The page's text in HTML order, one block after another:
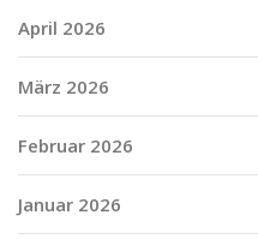
April 2026
März 2026
Februar 2026
Januar 2026